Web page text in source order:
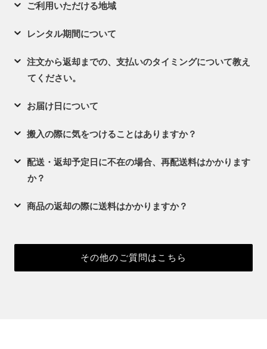
ご利用いただける地域
レンタル期間について
注文から返却までの、支払いのタイミングについて教え
てください。
お届け日について
搬入の際に気をつけることはありますか？
配送・返却予定日に不在の場合、再配送料はかかります
か？
商品の返却の際に送料はかかりますか？
その他のご質問はこちら